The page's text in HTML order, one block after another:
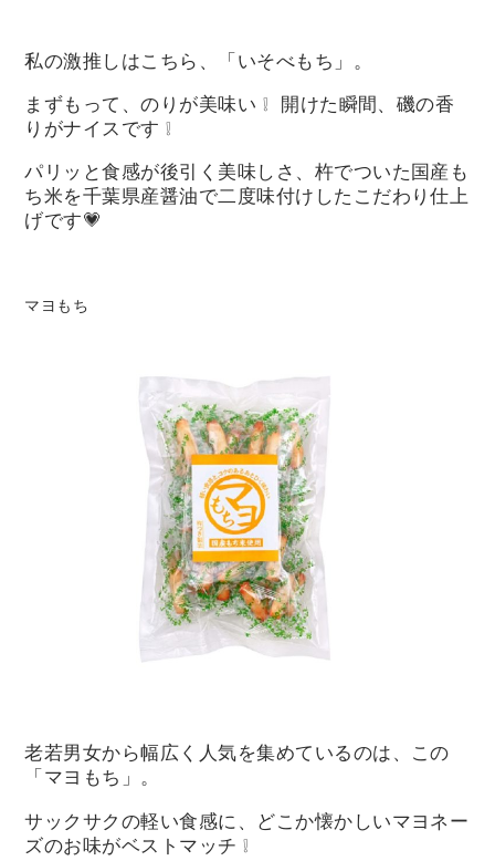
私の激推しはこちら、「いそべもち」。
まずもって、のりが美味い ❕ 開けた瞬間、磯の香
りがナイスです ❕
パリッと食感が後引く美味しさ、杵でついた国産も
ち米を千葉県産醤油で二度味付けしたこだわり仕上
げです💗
マヨもち
老若男女から幅広く人気を集めているのは、この
「マヨもち」。
サックサクの軽い食感に、どこか懐かしいマヨネー
ズのお味がベストマッチ ❕